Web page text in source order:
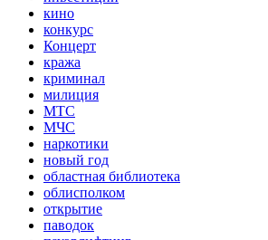
кино
конкурс
Концерт
кража
криминал
милиция
МТС
МЧС
наркотики
новый год
областная библиотека
облисполком
открытие
паводок